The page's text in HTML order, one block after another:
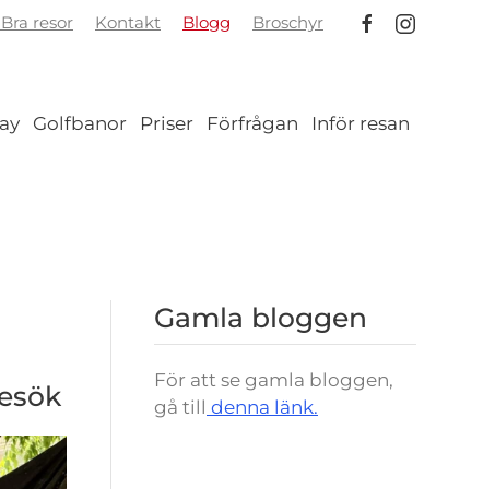
resor Kontakt Blogg Broschyr
Golfbanor Priser Förfrågan Inför resan
Gamla bloggen
För att se gamla bloggen,
gå till denna länk.